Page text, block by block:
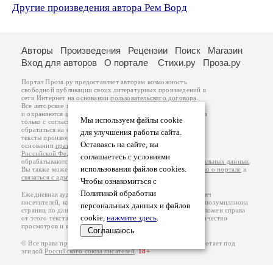
Другие произведения автора Рем Ворд
Мы используем файлы cookie
для улучшения работы сайта.
Оставаясь на сайте, вы
соглашаетесь с условиями
использования файлов cookies.
Чтобы ознакомиться с
Политикой обработки
персональных данных и файлов
cookie, нажмите здесь.
Соглашаюсь
Авторы Произведения Рецензии Поиск
Магазин
Вход для авторов
О портале Стихи.ру Проза.ру
Портал Проза.ру предоставляет авторам возможность
свободной публикации своих литературных произведений в
сети Интернет на основаниипользовательского договора
Все авторские права на произведения принадлежат авторам
и охраняются законом
. Перепечатка произведений возможна
только с согласия его автора, к которому вы можете
обратиться на его авторской странице. Ответственность за
тексты произведений авторы несут самостоятельно на
основанииправил публикацииизаконодательства
Российской Федерации
обрабатываются на основанииПолитики обработки персональных данных
Вы также можете посмотреть более подробнуюинформацию о портале и
связаться с администрацией
Ежедневная аудитория портала Проза.ру – порядка 100 тысяч
посетителей, которые в общей сумме просматривают более полумиллиона
страниц по данным счетчика посещаемости, который расположен справа
от этого текста. В каждой графе указано по две цифры: количество
просмотров и количество посетителей.
© Все права принадлежат авторам, 2000-2026. Портал работает под
эгидойРоссийского союза писателей.18+